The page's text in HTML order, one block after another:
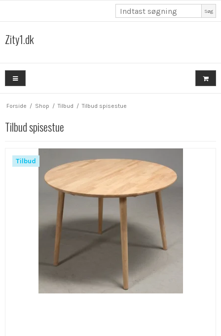
Søg
Zity1.dk
Forside / Shop / Tilbud / Tilbud spisestue
Tilbud spisestue
Tilbud